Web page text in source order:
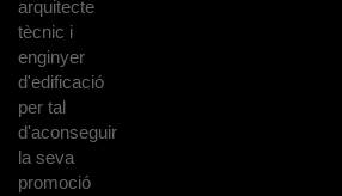
arquitecte
tècnic i
enginyer
d'edificació
per tal
d'aconseguir
la seva
promoció